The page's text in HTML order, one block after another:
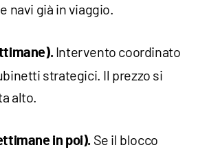
navi già in viaggio.
Intervento coordinato
strategici. Il prezzo si
alto.​
in poi).Se il blocco